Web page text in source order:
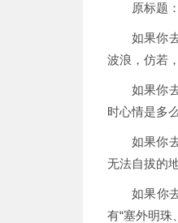
原标题
如果你
波浪，仿若
如果你
时心情是多
如果你
无法自拔的地
如果你
有“塞外明珠